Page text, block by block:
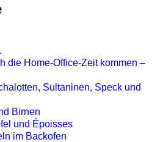
die Home-Office-Zeit kommen –
Sultaninen, Speck und
Birnen
und Époisses
im Backofen